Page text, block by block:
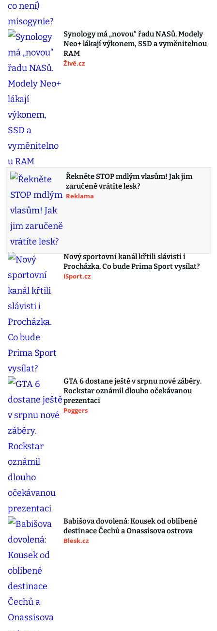
Synology má „novou“ řadu NASů. Modely
Neo+ lákají výkonem, SSD a vyměnitelnou
RAM
Živě.cz
Řekněte STOP mdlým vlasům! Jak jim
zaručeně vrátíte lesk?
Reklama
Nový sportovní kanál křtili slávisti i
Procházka. Co bude Prima Sport vysílat?
iSport.cz
GTA 6 dostane ještě v srpnu nové záběry.
Rockstar oznámil dlouho očekávanou
prezentaci
Poggers
Babišova dovolená: Kousek od oblíbené
destinace Čechů a Onassisova ostrova
Blesk.cz